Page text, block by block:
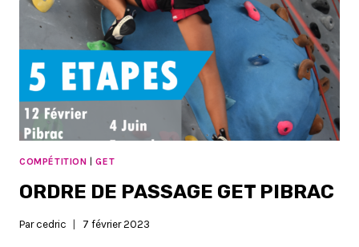
COMPÉTITION |GET
ORDRE DE PASSAGE GET PIBRAC
Par cedric 7 février 2023